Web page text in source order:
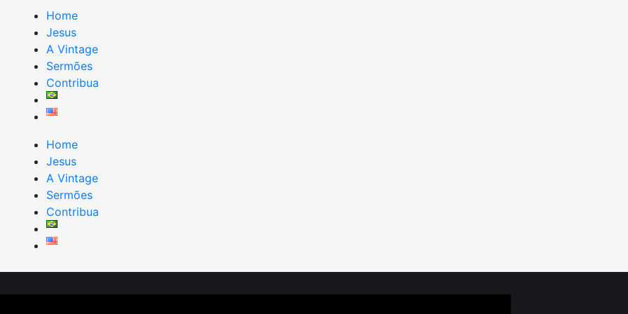
Home
Jesus
A Vintage
Sermões
Contribua
Home
Jesus
A Vintage
Sermões
Contribua